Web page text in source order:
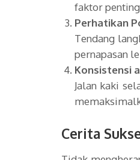
faktor
Perhatikan
Tendang
pernapasan
Konsistensi
Jalan kaki
Cerita